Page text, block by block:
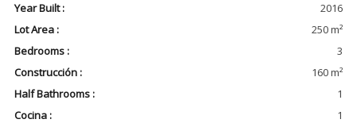
Year Built :
2016
Lot Area :
250 m²
Bedrooms :
3
Construcción :
160 m²
Half Bathrooms :
1
Cocina :
1